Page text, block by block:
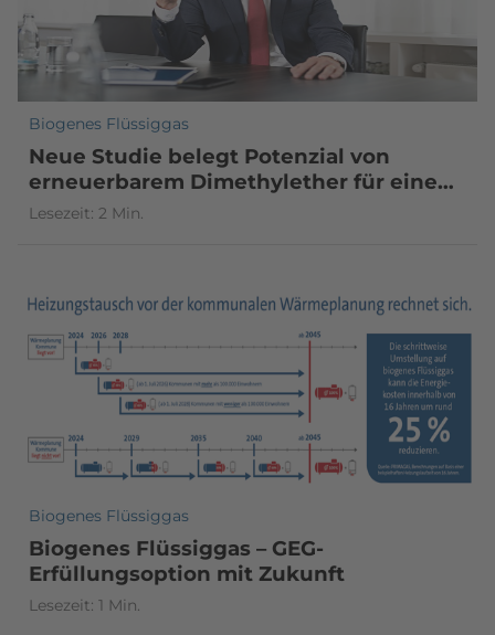
Biogenes Flüssiggas
Neue Studie belegt Potenzial von
erneuerbarem Dimethylether für eine
erfolgreiche Klimawende
Lesezeit: 2 Min.
Biogenes Flüssiggas
Biogenes Flüssiggas – GEG-
Erfüllungsoption mit Zukunft
Lesezeit: 1 Min.